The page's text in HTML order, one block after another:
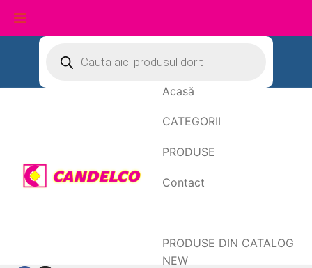
conținut
search
Acasă
CATEGORII
PRODUSE
Contact
PRODUSE DIN CATALOG
NEW